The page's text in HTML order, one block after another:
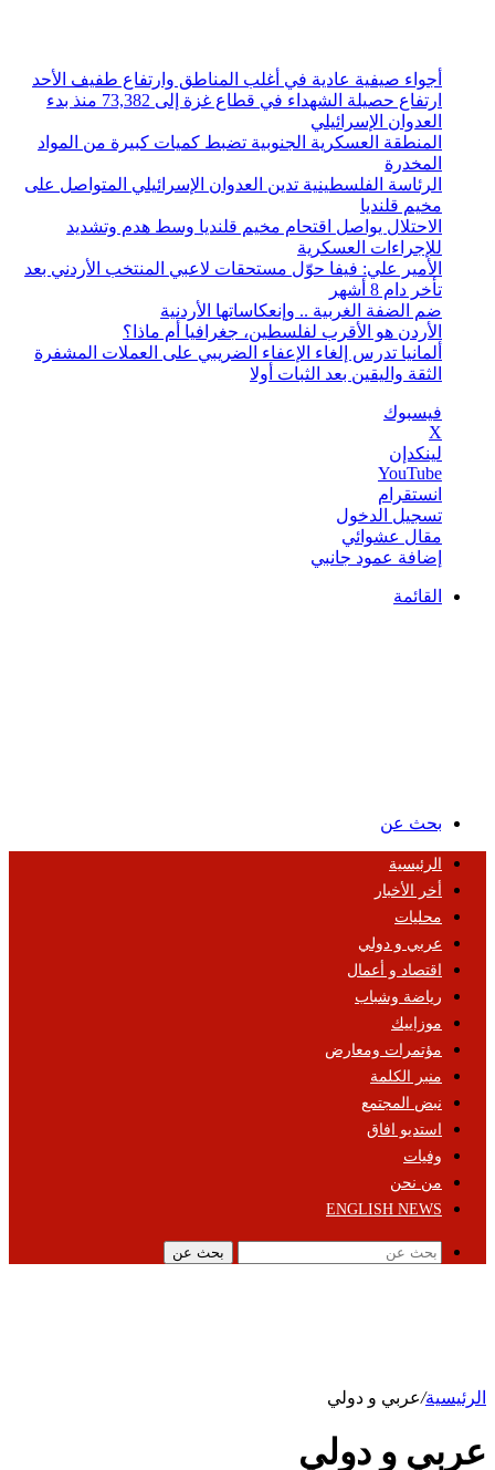
أجواء صيفية عادية في أغلب المناطق وارتفاع طفيف الأحد
ارتفاع حصيلة الشهداء في قطاع غزة إلى 73,382 منذ بدء
العدوان الإسرائيلي
المنطقة العسكرية الجنوبية تضبط كميات كبيرة من المواد
المخدرة
الرئاسة الفلسطينية تدين العدوان الإسرائيلي المتواصل على
مخيم قلنديا
الاحتلال يواصل اقتحام مخيم قلنديا وسط هدم وتشديد
للإجراءات العسكرية
الأمير علي: فيفا حوّل مستحقات لاعبي المنتخب الأردني بعد
تأخر دام 8 أشهر
ضم الضفة الغربية .. وإنعكاساتها الأردنية
الأردن هو الأقرب لفلسطين، جغرافيا أم ماذا؟
ألمانيا تدرس إلغاء الإعفاء الضريبي على العملات المشفرة
الثقة واليقين بعد الثبات أولا
فيسبوك
‫X
لينكدإن
‫YouTube
انستقرام
تسجيل الدخول
مقال عشوائي
إضافة عمود جانبي
القائمة
بحث عن
الرئيسية
أخر الأخبار
محليات
عربي و دولي
اقتصاد و أعمال
رياضة وشباب
موزاييك
مؤتمرات ومعارض
منبر الكلمة
نبض المجتمع
استديو افاق
وفيات
من نحن
ENGLISH NEWS
بحث عن
الرئيسية/عربي و دولي
عربي و دولي